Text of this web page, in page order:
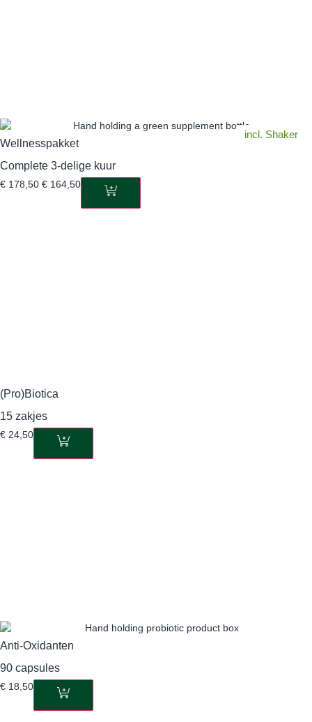
incl. Shaker
Wellnesspakket
Complete 3-delige kuur
€ 178,50 € 164,50
(Pro)Biotica
15 zakjes
€ 24,50
Anti-Oxidanten
90 capsules
€ 18,50